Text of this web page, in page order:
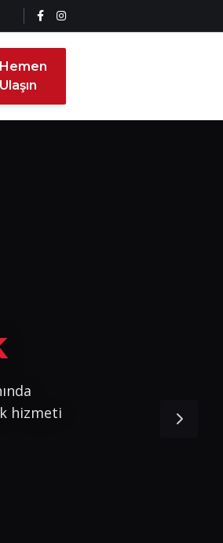
Hemen
Ulaşın
hizmeti